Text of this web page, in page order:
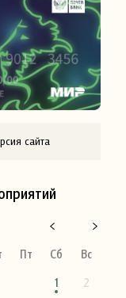
сайта
Пт Сб
Вс
1
2